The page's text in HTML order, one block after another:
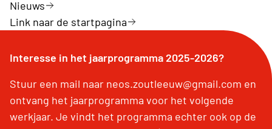
Nieuws
Link naar de startpagina
Interesse in het jaarprogramma 2025-2026?
Stuur een mail naar neos.zoutleeuw@gmail.com en
ontvang het jaarprogramma voor het volgende
werkjaar. Je vindt het programma echter ook op de